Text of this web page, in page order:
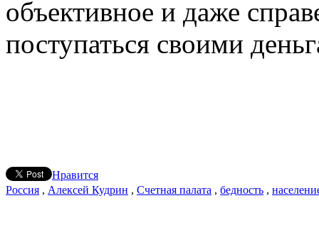
объективное и даже
поступаться своими
Нравится
Россия , Алексей Кудрин , Счетная палата , бедность ,